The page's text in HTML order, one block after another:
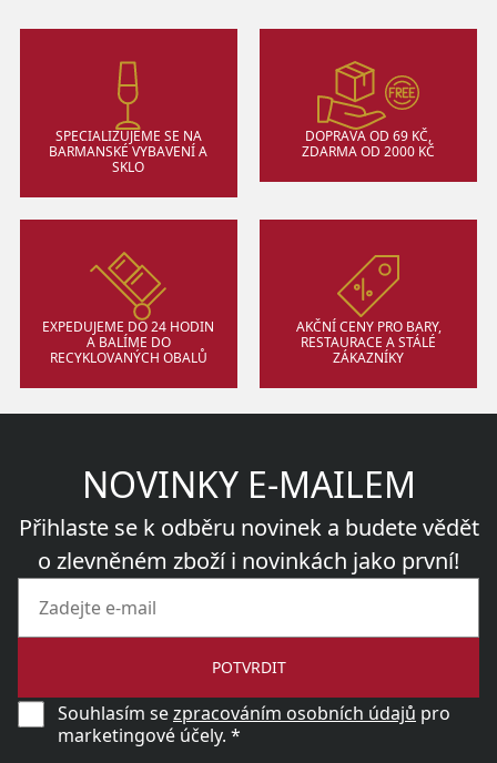
SPECIALIZUJEME SE NA
BARMANSKÉ VYBAVENÍ A
SKLO
DOPRAVA OD 69 KČ,
ZDARMA OD 2000 KČ
EXPEDUJEME DO 24 HODIN
A BALÍME DO
RECYKLOVANÝCH OBALŮ
AKČNÍ CENY PRO BARY,
RESTAURACE A STÁLÉ
ZÁKAZNÍKY
NOVINKY E-MAILEM
Přihlaste se k odběru novinek a budete vědět
o zlevněném zboží i novinkách jako první!
POTVRDIT
Souhlasím sezpracováním osobních údajů pro
marketingové účely. *